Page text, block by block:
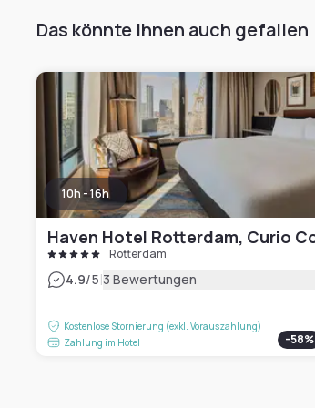
Das könnte Ihnen auch gefallen
10h - 16h
Rotterdam
4.9/5|3 Bewertungen
Kostenlose Stornierung (exkl. Vorauszahlung)
Zahlung im Hotel
-58%